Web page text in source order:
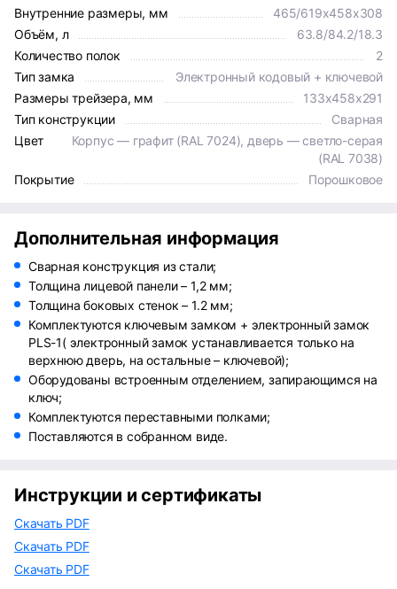
Внутренние размеры, мм
465/619x458x308
Объём, л
63.8/84.2/18.3
Количество полок
2
Тип замка
Электронный кодовый + ключевой
Размеры трейзера, мм
133x458x291
Тип конструкции
Сварная
Цвет
Корпус — графит (RAL 7024), дверь — светло-серая
(RAL 7038)
Покрытие
Порошковое
Дополнительная информация
Сварная конструкция из стали;
Толщина лицевой панели – 1,2 мм;
Толщина боковых стенок – 1.2 мм;
Комплектуются ключевым замком + электронный замок
PLS-1( электронный замок устанавливается только на
верхнюю дверь, на остальные – ключевой);
Оборудованы встроенным отделением, запирающимся на
ключ;
Комплектуются переставными полками;
Поставляются в собранном виде.
Инструкции и сертификаты
Скачать PDF
Скачать PDF
Скачать PDF